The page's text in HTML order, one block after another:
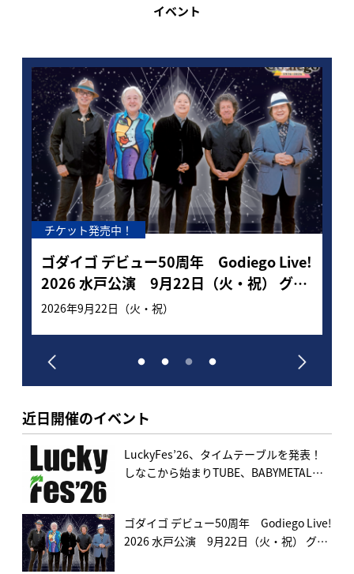
イベント
ゴダイゴ デビュー50周年 Godiego Live!
2026 水戸公演 9月22日（火・祝） グロ
ービスホールで開催決定！
2026年9月22日（火・祝）
チケット発売中！
歌心り
（土）
チケッ
近日開催のイベント
LuckyFes’26、タイムテーブルを発表！
しなこから始まりTUBE、BABYMETAL、
へ。一般販売も開始！
ゴダイゴ デビュー50周年 Godiego Live!
2026 水戸公演 9月22日（火・祝） グロ